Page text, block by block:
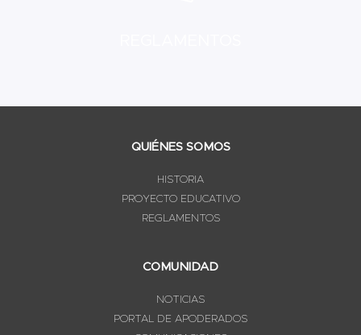
QUIÉNES SOMOS
HISTORIA
PROYECTO EDUCATIVO
REGLAMENTOS
COMUNIDAD
NOTICIAS
PORTAL DE APODERADOS